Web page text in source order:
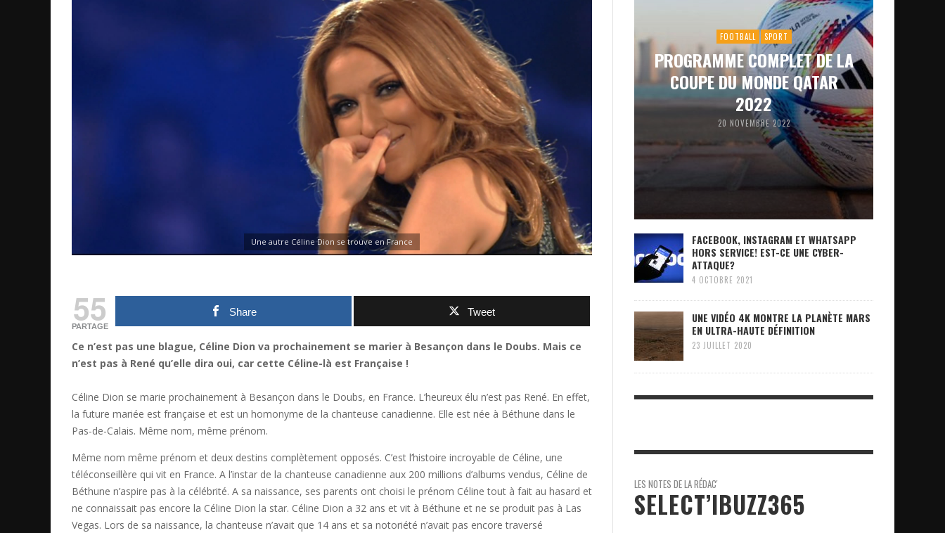
Une autre Céline Dion se trouve en France
55
PARTAGE
Share Tweet
Ce n’est pas une blague, Céline Dion va prochainement se marier à Besançon dans le Doubs. Mais ce
n’est pas à René qu’elle dira oui, car cette Céline-là est Française !
Céline Dion se marie prochainement à Besançon dans le Doubs, en France. L’heureux élu n’est pas René. En effet,
la future mariée est française et est un homonyme de la chanteuse canadienne. Elle est née à Béthune dans le
Pas-de-Calais. Même nom, même prénom.
Même nom même prénom et deux destins complètement opposés. C’est l’histoire incroyable de Céline, une
téléconseillère qui vit en France. A l’instar de la chanteuse canadienne aux 200 millions d’albums vendus, Céline de
Béthune n’aspire pas à la célébrité. A sa naissance, ses parents ont choisi le prénom Céline tout à fait au hasard et
ne connaissait pas encore la Céline Dion la star. Céline Dion a 32 ans et vit à Béthune et ne se produit pas à Las
Vegas. Lors de sa naissance, la chanteuse n’avait que 14 ans et sa notoriété n’avait pas encore traversé
FOOTBALL SPORT
PROGRAMME COMPLET DE LA
COUPE DU MONDE QATAR
2022
20 NOVEMBRE 2022
FACEBOOK, INSTAGRAM ET WHATSAPP
HORS SERVICE! EST-CE UNE CYBER-
ATTAQUE?
4 OCTOBRE 2021
UNE VIDÉO 4K MONTRE LA PLANÈTE MARS
EN ULTRA-HAUTE DÉFINITION
23 JUILLET 2020
LES NOTES DE LA RÉDAC'
SELECT’IBUZZ365